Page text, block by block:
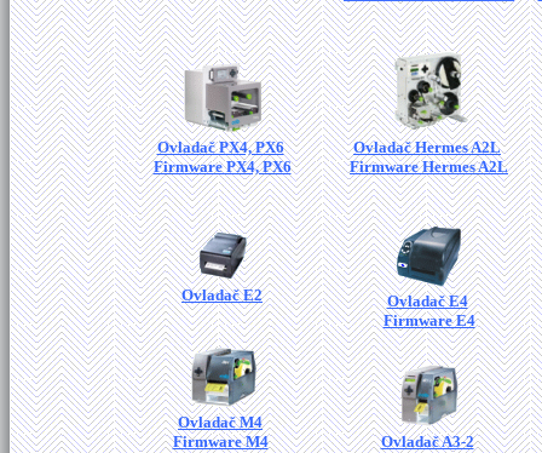
Ovladač PX4, PX6
Firmware PX4, PX6
Ovladač Hermes A2L
Firmware Hermes A2L
Ovladač E2
Ovladač E4
Firmware E4
Ovladač M4
Firmware M4
Ovladač A3-2